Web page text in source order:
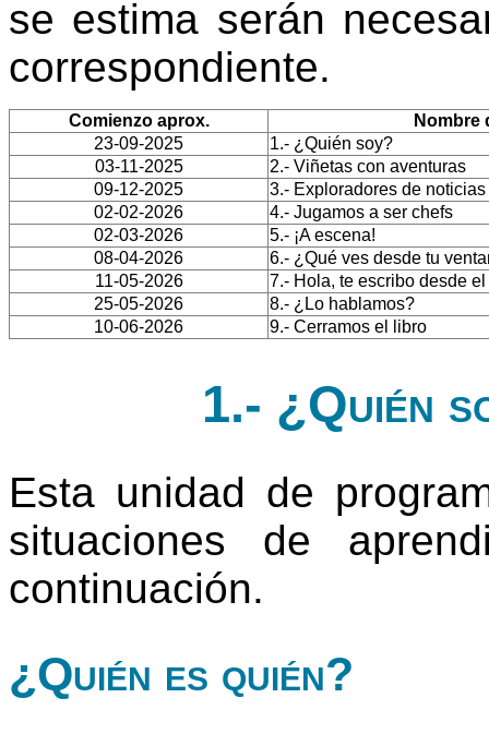
se estima serán
correspondiente.
Comienzo aprox.
Nombre
23-09-2025
1.- ¿Quién soy?
03-11-2025
2.- Viñetas con aventuras
09-12-2025
3.- Exploradores de noticias
02-02-2026
4.- Jugamos a ser chefs
02-03-2026
5.- ¡A escena!
08-04-2026
6.- ¿Qué ves desde tu
11-05-2026
7.- Hola, te escribo desde
25-05-2026
8.- ¿Lo hablamos?
10-06-2026
9.- Cerramos el libro
1.- ¿Quién
Esta unidad de
situaciones de
continuación.
¿Quién es quién?